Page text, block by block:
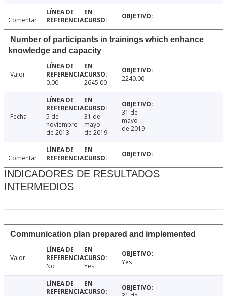
Comentar
Number of participants in trainings which enhance
knowledge and capacity
Valor
0.00
2645.00 2240.00
Fecha
5 de
noviembre
de 2013
31 de
mayo
de 2019
31 de
mayo
de 2019
Comentar
INDICADORES DE RESULTADOS
INTERMEDIOS
Communication plan prepared and implemented
Valor
No
Yes Yes